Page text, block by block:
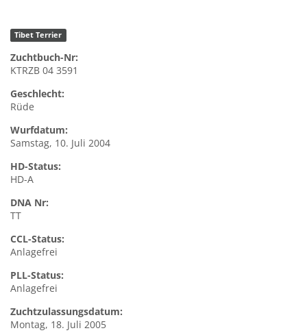
Tibet Terrier
Zuchtbuch-Nr:
KTRZB 04 3591
Geschlecht:
Rüde
Wurfdatum:
Samstag, 10. Juli 2004
HD-Status:
HD-A
DNA Nr:
TT
CCL-Status:
Anlagefrei
PLL-Status:
Anlagefrei
Zuchtzulassungsdatum:
Montag, 18. Juli 2005